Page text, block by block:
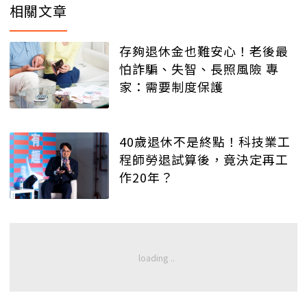
相關文章
存夠退休金也難安心！老後最
怕詐騙、失智、長照風險 專
家：需要制度保護
40歲退休不是終點！科技業工
程師勞退試算後，竟決定再工
作20年？